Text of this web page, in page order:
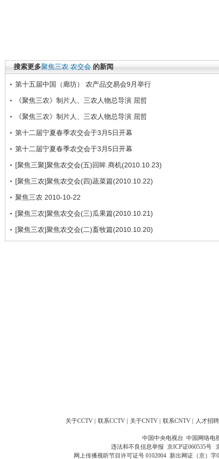
搜索更多聚焦三农 农交会 的新闻
第十五届中国（廊坊） 农产品交易会9月举行
《聚焦三农》制片人、三农人物总导演 屈哲
《聚焦三农》制片人、三农人物总导演 屈哲
第十二届宁夏春季农交会于3月5日开幕
第十二届宁夏春季农交会于3月5日开幕
[聚焦三聚]聚焦农交会(五)回眸.商机(2010.10.23)
[聚焦三农]聚焦农交会(四)蔬菜篇(2010.10.22)
聚焦三农 2010-10-22
[聚焦三农]聚焦农交会(三)瓜果篇(2010.10.21)
[聚焦三农]聚焦农交会(二)畜牧篇(2010.10.20)
关于CCTV 联系CCTV 关于CNTV 联系CNTV 人才招聘
中国中央电视台 中国网络电
违法和不良信息举报 京ICP证060535号
网上传播视听节目许可证号 0102004 新出网证（京）